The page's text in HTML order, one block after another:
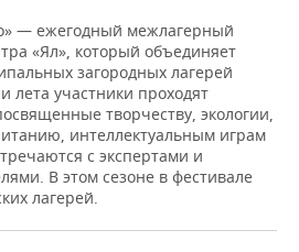
— ежегодный межлагерный
«Ял», который объединяет
загородных лагерей
лета участники проходят
творчеству, экологии,
интеллектуальным играм
с экспертами и
В этом сезоне в фестивале
лагерей.